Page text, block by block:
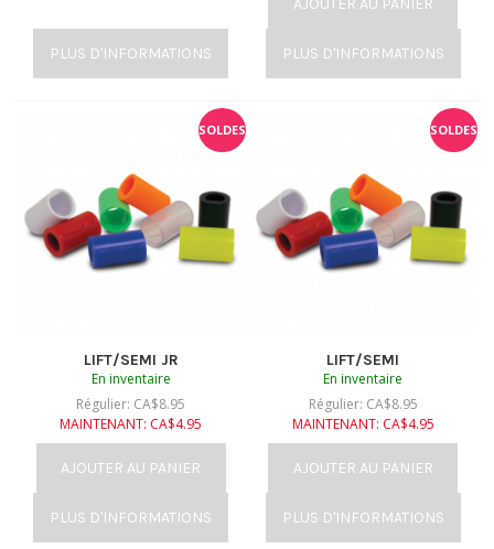
PLUS D'INFORMATIONS
AJOUTER AU PANIER
PLUS D'INFORMATIONS
SOLDES
LIFT/SEMI JR
En inventaire
Régulier: CA$8.95
MAINTENANT: CA$4.95
AJOUTER AU PANIER
PLUS D'INFORMATIONS
SOLDES
LIFT/SEMI
En inventaire
Régulier: CA$8.95
MAINTENANT: CA$4.95
AJOUTER AU PANIER
PLUS D'INFORMATIONS